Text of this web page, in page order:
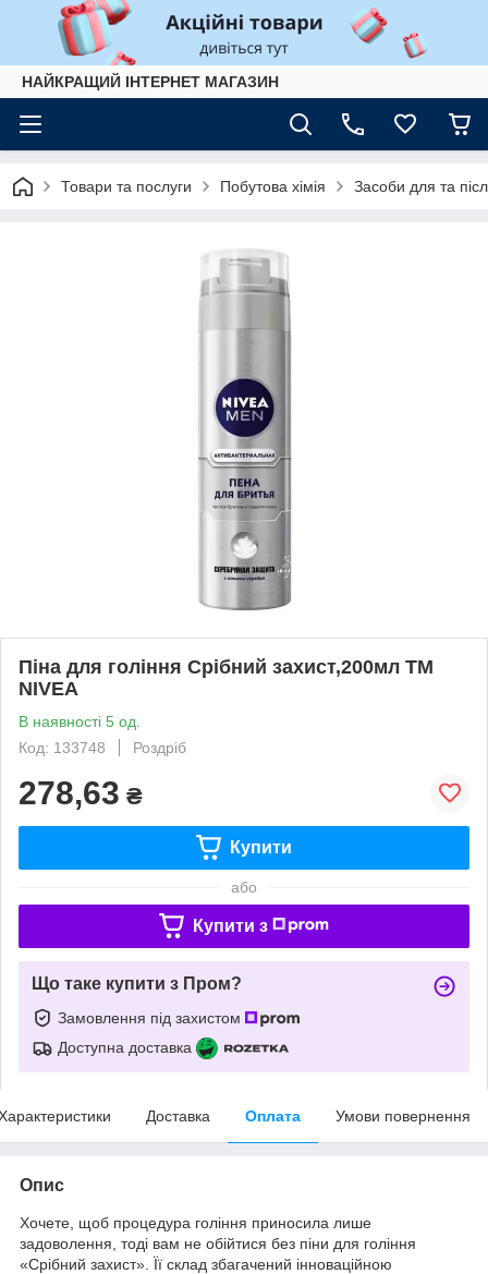
НАЙКРАЩИЙ ІНТЕРНЕТ МАГАЗИН
Товари та послуги Побутова хімія Засоби для та
Піна для гоління Срібний захист,200мл ТМ
NIVEA
В наявності 5 од.
Код: 133748
Роздріб
278,63 ₴
Купити
або
Купити з
Що таке купити з Пром?
Замовлення під захистом
Доступна доставка
Доставка Оплата Умови повернення
Опис
Хочете, щоб процедура гоління приносила лише
задоволення, тоді вам не обійтися без піни для гоління
«Срібний захист». Її склад збагачений інноваційною